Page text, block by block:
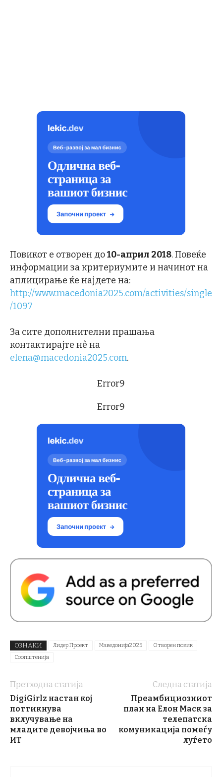
Повикот е отворен до10-април 2018. Повеќе
информации за критериумите и начинот на
аплицирање ќе најдете на:
http://www.macedonia2025.com/activities/single
/1097
За сите дополнителни прашања
контактирајте нè на
elena@macedonia2025.com.
Error9
Error9
ОЗНАКИ Лидер Проект Македонија2025
Отворен повик
Соопштенија
Претходна статија
DigiGirlz настан кој
поттикнува
вклучување на
младите девојчиња во
ИТ
Следна статија
Преамбициозниот
план на Елон Маск за
телепатска
комуникација помеѓу
луѓето